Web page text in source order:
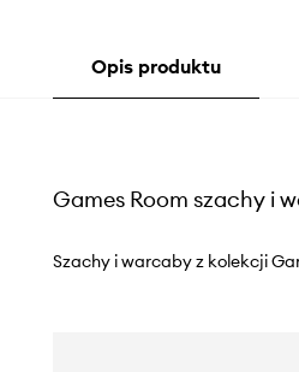
Opis produktu
Games Room szachy i
Szachy i warcaby z kolekcji